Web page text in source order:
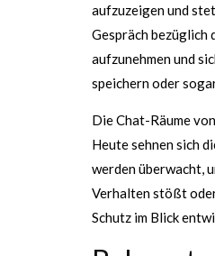
aufzuzeigen und
Gespräch bezüglich
aufzunehmen und
speichern oder
Die Chat-Räume
Heute sehnen sich
werden überwacht,
Verhalten stößt
Schutz im Blick